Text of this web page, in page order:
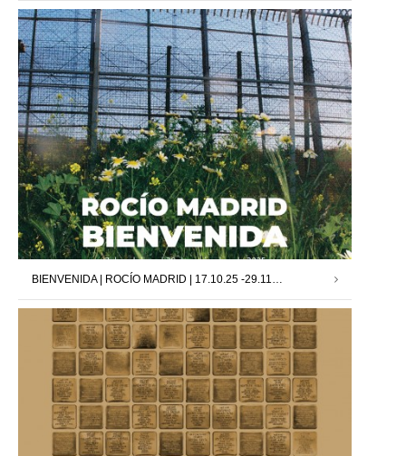
BIENVENIDA | ROCÍO MADRID | 17.10.25 -29.11.25